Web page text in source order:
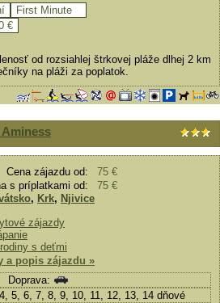
First Minute
€
od rozsiahlej štrkovej pláže dlhej 2 km
na pláži za poplatok.
Cena zájazdu od:
75 €
s príplatkami od:
75 €
, Krk, Njivice
zájazdy
s deťmi
a popis zájazdu »
Doprava:
5, 6, 7, 8, 9, 10, 11, 12, 13, 14 dňové